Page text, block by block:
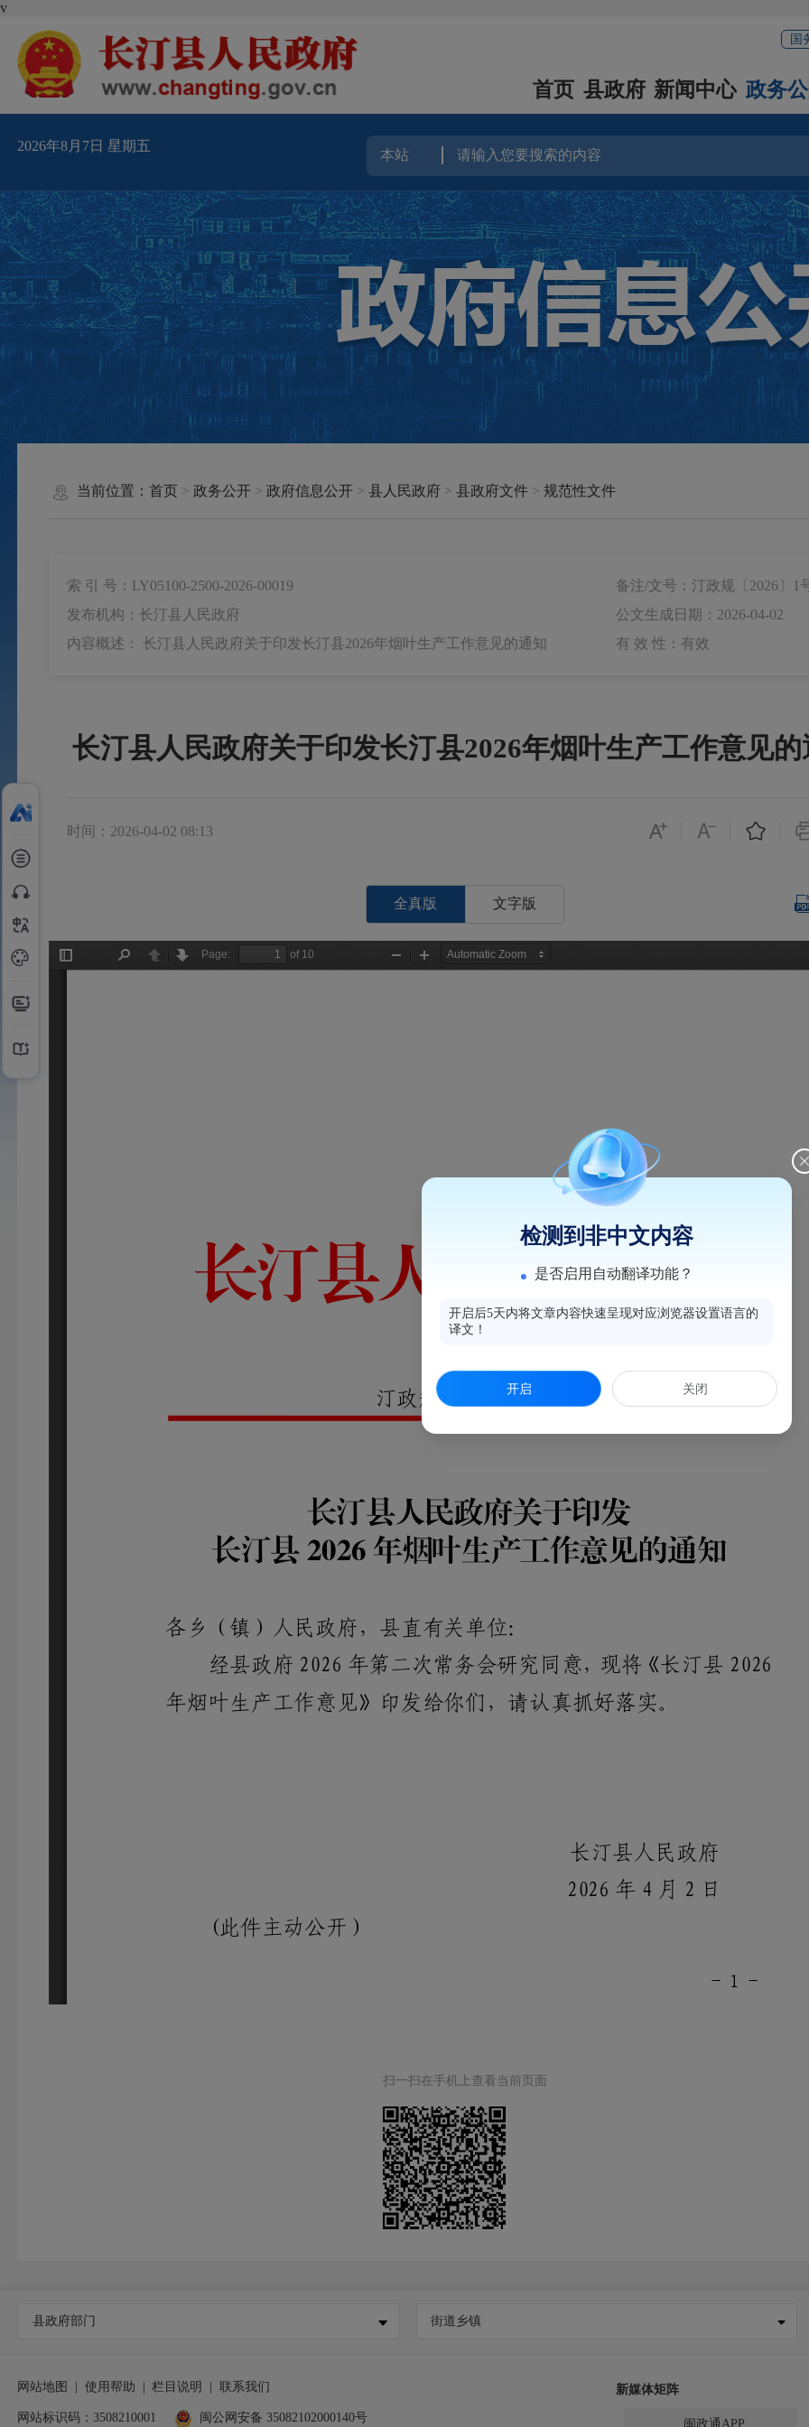
v
国
首页 县政府 新闻中心 政务
2026年8月7日 星期五
当前位置： 首页> 政务公开 > 政府信息公开 > 县人民政府 > 县政府文件> 规范性文件
索 引 号：LY05100-2500-2026-00019
备注/文号：汀政规〔2026〕1
发布机构：长汀县人民政府
公文生成日期：2026-04-02
内容概述： 长汀县人民政府关于印发长汀县2026年烟叶生产工作意见的通知
有 效 性：有效
长汀县人民政府关于印发长汀县2026年烟叶生产工作意见
时间：2026-04-02 08:13
全真版 文字版
扫一扫在手机上查看当前页面
县政府部门 街道乡镇
网站地图 使用帮助 栏目说明 联系我们
网站标识码：3508210001 闽公网安备 35082102000140号
新媒体矩阵
闽政通APP
检测到非中文内容
是否启用自动翻译功能？
开启后5天内将文章内容快速呈现对应浏览器设置语言的
译文！
开启 关闭